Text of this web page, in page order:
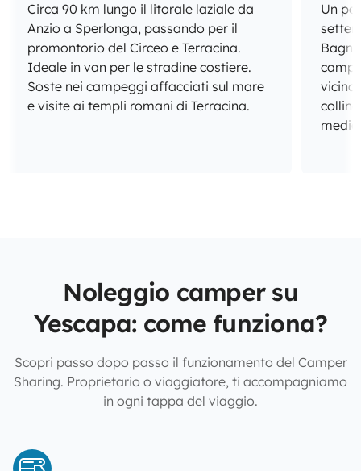
Circa 90 km lungo il litorale laziale da
Anzio a Sperlonga, passando per il
promontorio del Circeo e Terracina.
Ideale in van per le stradine costiere.
Soste nei campeggi affacciati sul mare
e visite ai templi romani di Terracina.
Un
vicino
Noleggio camper su
Yescapa: come funziona?
Scopri passo dopo passo il funzionamento del Camper
Sharing. Proprietario o viaggiatore, ti accompagniamo
in ogni tappa del viaggio.